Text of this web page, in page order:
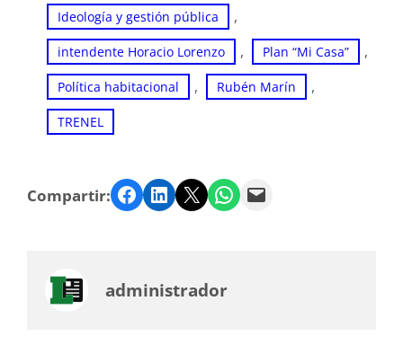
Ideología y gestión pública ,
intendente Horacio Lorenzo , Plan “Mi Casa” ,
Política habitacional , Rubén Marín ,
TRENEL
Compartir: Facebook LinkedIn Twitter WhatsApp Email
administrador